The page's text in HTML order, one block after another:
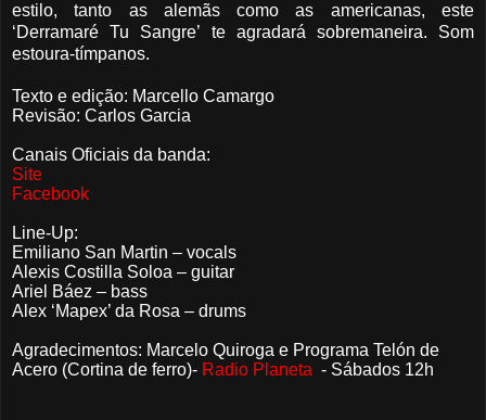
estilo, tanto as alemãs como as americanas, este
‘Derramaré Tu Sangre’ te agradará sobremaneira. Som
estoura-tímpanos.
Texto e edição: Marcello Camargo
Revisão: Carlos Garcia
Canais Oficiais da banda:
Site
Facebook
Line-Up:
Emiliano San Martin – vocals
Alexis Costilla Soloa – guitar
Ariel Báez – bass
Alex ‘Mapex’ da Rosa – drums
Agradecimentos: Marcelo Quiroga e Programa Telón de
Acero (Cortina de ferro)- Radio Planeta - Sábados 12h